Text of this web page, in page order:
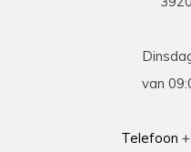
Prima geholpen bij
problemen tijdens
van
Telefoon